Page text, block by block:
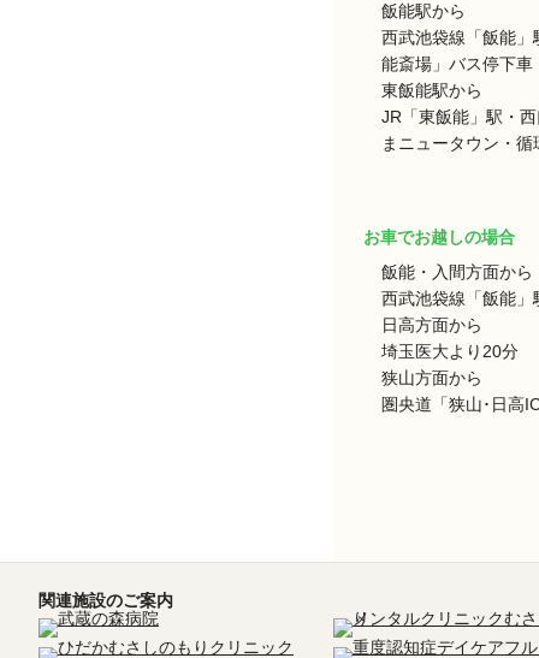
飯能駅から
西武池袋線「飯能
能斎場」バス停下車
東飯能駅から
JR「東飯能」駅・
まニュータウン・
お車でお越しの場合
飯能・入間方面から
西武池袋線「飯能
日高方面から
埼玉医大より20分
狭山方面から
圏央道「狭山･日高
関連施設のご案内